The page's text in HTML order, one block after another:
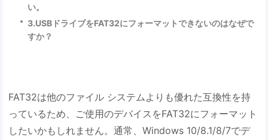
い。
3.USBドライブをFAT32にフォーマットできないのはなぜで
すか？
FAT32は他のファイル システムよりも優れた互換性を持
っているため、ご使用のデバイスをFAT32にフォーマット
したいかもしれません。通常、Windows 10/8.1/8/7でデ